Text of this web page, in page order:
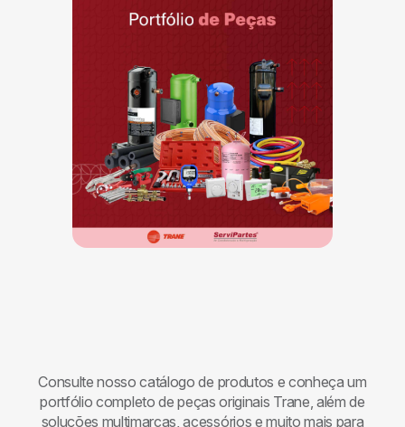
Consulte nosso catálogo de produtos e conheça um
portfólio completo de peças originais Trane, além de
soluções multimarcas, acessórios e muito mais para